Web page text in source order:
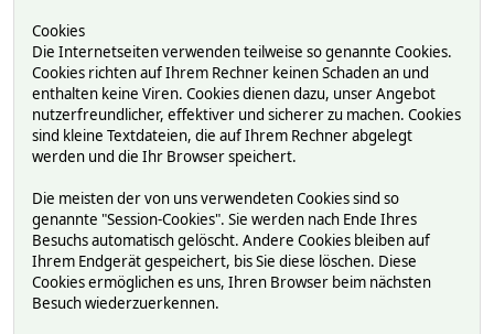
Cookies
Die Internetseiten verwenden teilweise so genannte Cookies.
Cookies richten auf Ihrem Rechner keinen Schaden an und
enthalten keine Viren. Cookies dienen dazu, unser Angebot
nutzerfreundlicher, effektiver und sicherer zu machen. Cookies
sind kleine Textdateien, die auf Ihrem Rechner abgelegt
werden und die Ihr Browser speichert.
Die meisten der von uns verwendeten Cookies sind so
genannte "Session-Cookies". Sie werden nach Ende Ihres
Besuchs automatisch gelöscht. Andere Cookies bleiben auf
Ihrem Endgerät gespeichert, bis Sie diese löschen. Diese
Cookies ermöglichen es uns, Ihren Browser beim nächsten
Besuch wiederzuerkennen.